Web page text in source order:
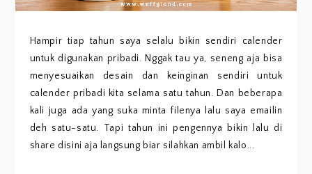
Hampir tiap tahun saya selalu bikin sendiri calender
untuk digunakan pribadi. Nggak tau ya, seneng aja bisa
menyesuaikan desain dan keinginan sendiri untuk
calender pribadi kita selama satu tahun. Dan beberapa
kali juga ada yang suka minta filenya lalu saya emailin
deh satu-satu. Tapi tahun ini pengennya bikin lalu di
share disini aja langsung biar silahkan ambil kalo...